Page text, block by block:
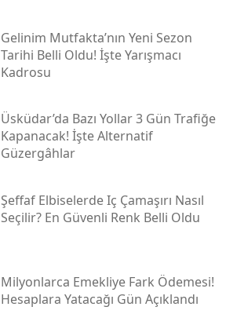
Gelinim Mutfakta’nın Yeni Sezon
Tarihi Belli Oldu! İşte Yarışmacı
Kadrosu
Üsküdar’da Bazı Yollar 3 Gün Trafiğe
Kapanacak! İşte Alternatif
Güzergâhlar
Şeffaf Elbiselerde Iç Çamaşırı Nasıl
Seçilir? En Güvenli Renk Belli Oldu
Milyonlarca Emekliye Fark Ödemesi!
Hesaplara Yatacağı Gün Açıklandı